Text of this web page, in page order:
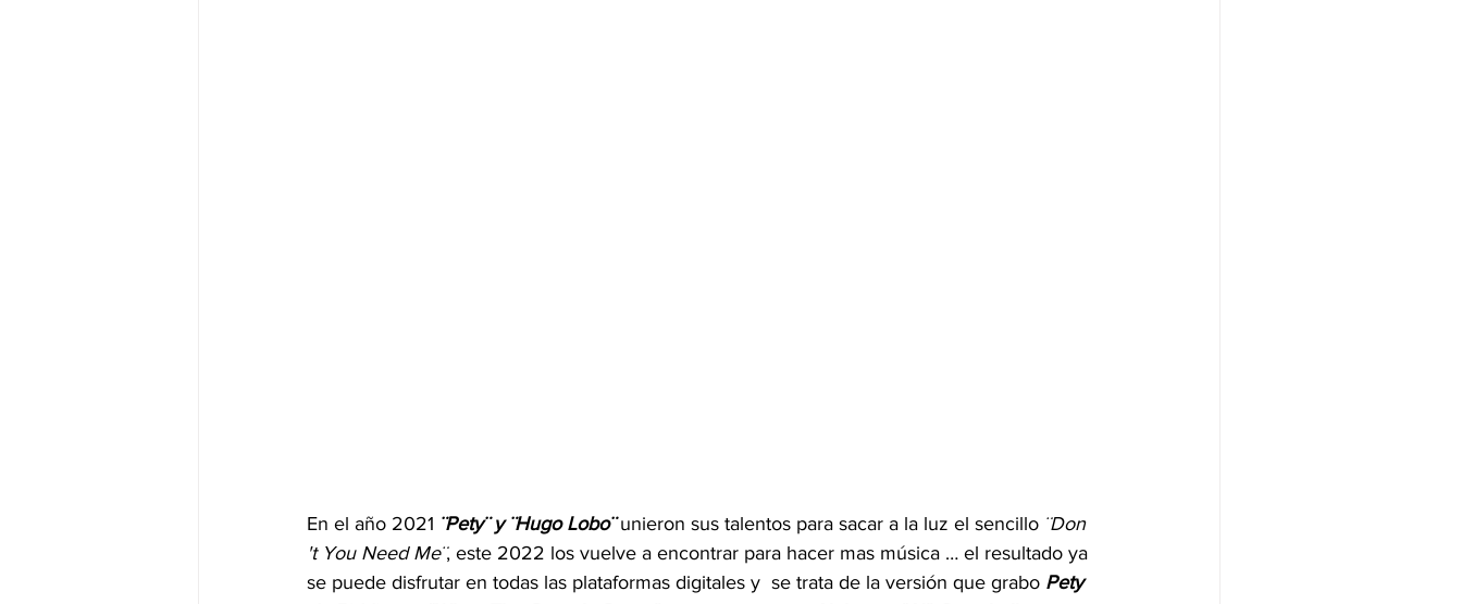
En el año 2021 ¨Pety¨ y ¨Hugo Lobo¨ unieron sus talentos para sacar a la luz el sencillo ¨Don
't You Need Me¨, este 2022 los vuelve a encontrar para hacer mas música … el resultado ya
se puede disfrutar en todas las plataformas digitales y  se trata de la versión que grabo Pety